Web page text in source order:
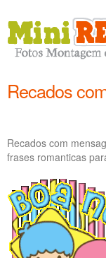
Recados
Recados com
frases romanticas